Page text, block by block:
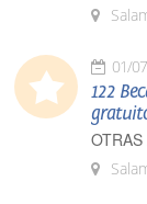
01/
122